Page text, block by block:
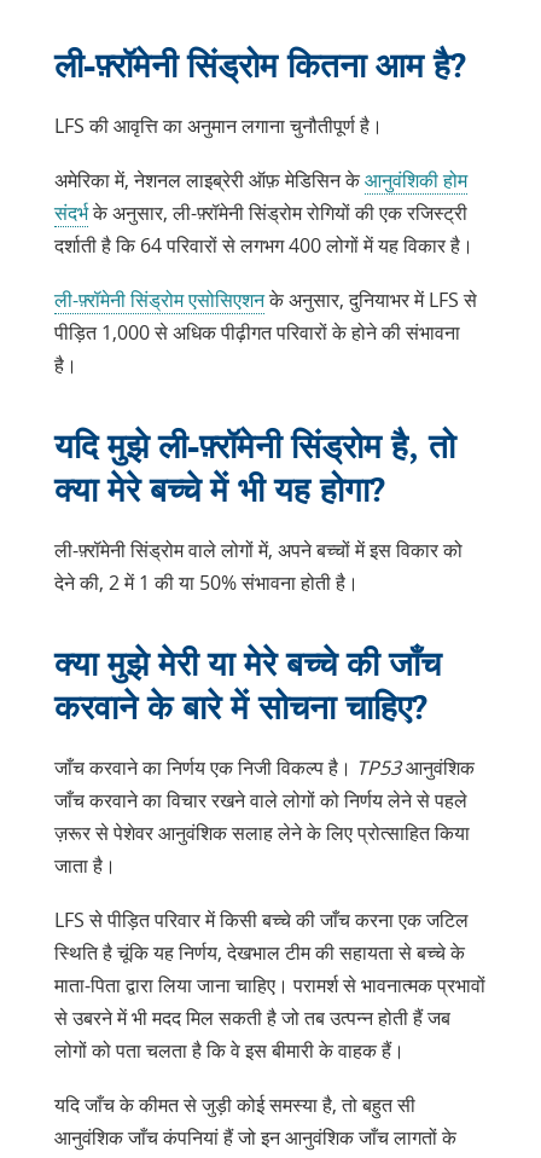
ली-फ़्रॉमेनी सिंड्रोम कितना आम है?
LFS की आवृत्ति का अनुमान लगाना चुनौतीपूर्ण है।
अमेरिका में, नेशनल लाइब्रेरी ऑफ़ मेडिसिन केआनुवंशिकी होम
संदर्भलिंक
नई
में
खुलता
के अनुसार, ली-फ़्रॉमेनी सिंड्रोम रोगियों की एक रजिस्ट्री
दर्शाती है कि 64 परिवारों से लगभग 400 लोगों में यह विकार है।
ली-फ़्रॉमेनी सिंड्रोम एसोसिएशनके अनुसार, दुनियाभर में LFS से
पीड़ित 1,000 से अधिक पीढ़ीगत परिवारों के होने की संभावना
है।
यदि मुझे ली-फ़्रॉमेनी सिंड्रोम है, तो
क्या मेरे बच्चे में भी यह होगा?
ली-फ़्रॉमेनी सिंड्रोम वाले लोगों में, अपने बच्चों में इस विकार को
देने की, 2 में 1 की या 50% संभावना होती है।
क्या मुझे मेरी या मेरे बच्चे की जाँच
करवाने के बारे में सोचना चाहिए?
जाँच करवाने का निर्णय एक निजी विकल्प है। TP53आनुवंशिक
जाँच करवाने का विचार रखने वाले लोगों को निर्णय लेने से पहले
ज़रूर से पेशेवर आनुवंशिक सलाह लेने के लिए प्रोत्साहित किया
जाता है।
LFS से पीड़ित परिवार में किसी बच्चे की जाँच करना एक जटिल
स्थिति है चूंकि यह निर्णय, देखभाल टीम की सहायता से बच्चे के
माता-पिता द्वारा लिया जाना चाहिए। परामर्श से भावनात्मक प्रभावों
से उबरने में भी मदद मिल सकती है जो तब उत्पन्न होती हैं जब
लोगों को पता चलता है कि वे इस बीमारी के वाहक हैं।
यदि जाँच के कीमत से जुड़ी कोई समस्या है, तो बहुत सी
आनुवंशिक जाँच कंपनियां हैं जो इन आनुवंशिक जाँच लागतों के